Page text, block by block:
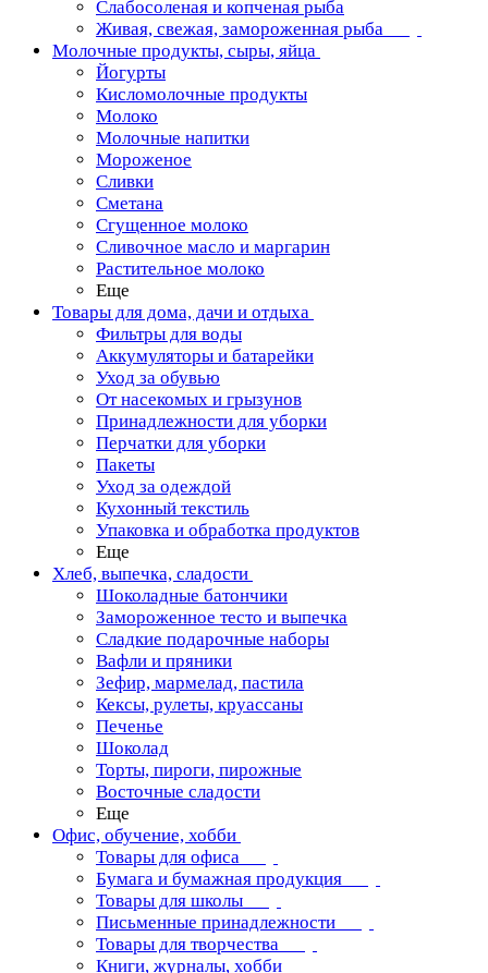
Слабосоленая и копченая рыба
Живая, свежая, замороженная рыба
Молочные продукты, сыры, яйца
Йогурты
Кисломолочные продукты
Молоко
Молочные напитки
Мороженое
Сливки
Сметана
Сгущенное молоко
Сливочное масло и маргарин
Растительное молоко
Еще
Товары для дома, дачи и отдыха
Фильтры для воды
Аккумуляторы и батарейки
Уход за обувью
От насекомых и грызунов
Принадлежности для уборки
Перчатки для уборки
Пакеты
Уход за одеждой
Кухонный текстиль
Упаковка и обработка продуктов
Еще
Хлеб, выпечка, сладости
Шоколадные батончики
Замороженное тесто и выпечка
Сладкие подарочные наборы
Вафли и пряники
Зефир, мармелад, пастила
Кексы, рулеты, круассаны
Печенье
Шоколад
Торты, пироги, пирожные
Восточные сладости
Еще
Офис, обучение, хобби
Товары для офиса
Бумага и бумажная продукция
Товары для школы
Письменные принадлежности
Товары для творчества
Книги, журналы, хобби